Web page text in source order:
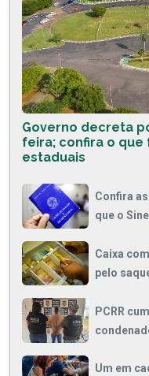
Governo decreta
feira; confira o que
estaduais
Confira
que o
Caixa
pelo
PCRR
Um em